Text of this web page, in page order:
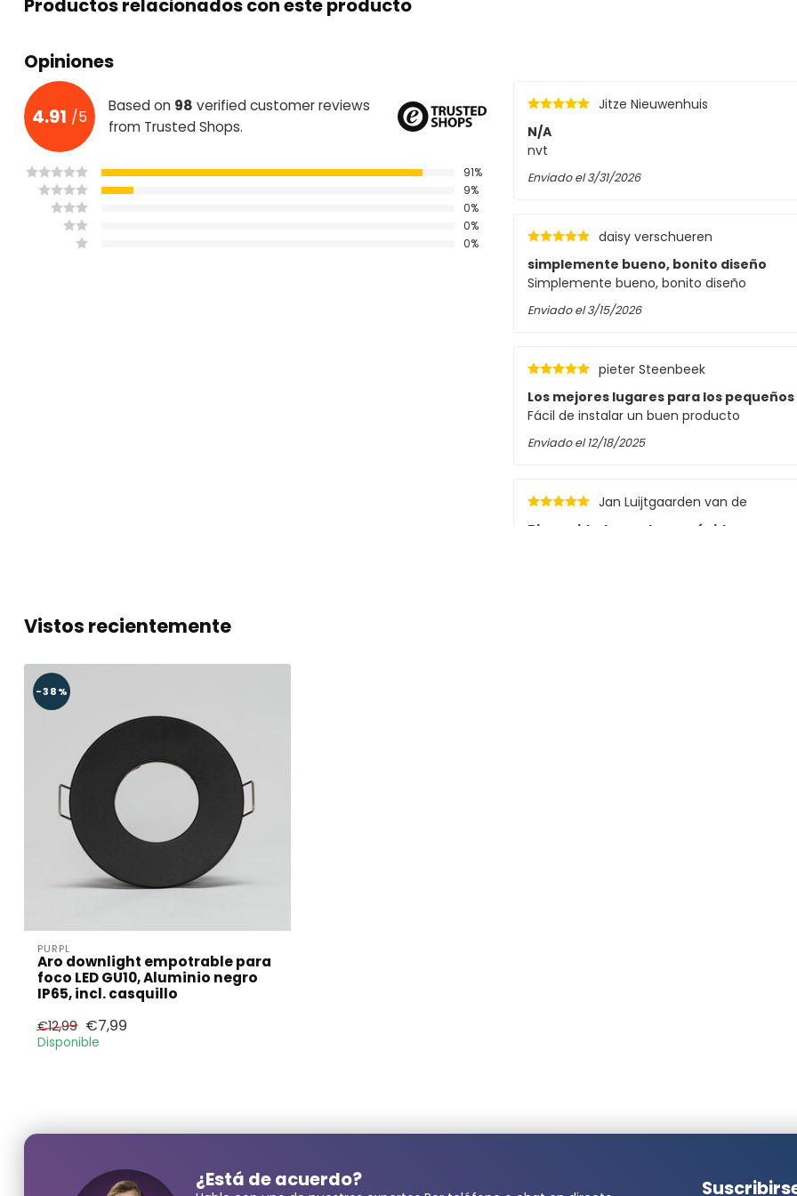
Certificados
Garantía 2 años
Productos relacionados con este producto
Opiniones
4.91 /5
Based on 98 verified customer reviews
from Trusted Shops.
91%
9%
0%
0%
0%
Jitze Nieuwenhuis
N/A
nvt
Enviado el3/31/2026
daisy verschueren
simplemente bueno, bonito diseño
Simplemente bueno, bonito diseño
Enviado el3/15/2026
pieter Steenbeek
Los mejores lugares para los pequeños
Fácil de instalar un buen producto
Enviado el12/18/2025
Jan Luijtgaarden van de
Bien cuidado y entrega rápida
Buen precio y envío muy rápido.
Vistos recientemente
-38%
PURPL
Aro downlight empotrable para
foco LED GU10, Aluminio negro
IP65, incl. casquillo
€12,99 €7,99
Disponible
¿Está de acuerdo?